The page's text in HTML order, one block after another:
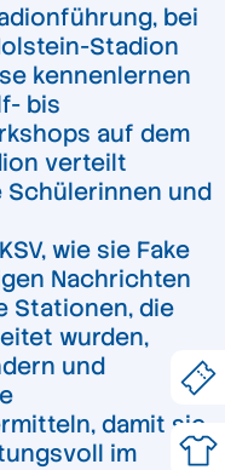
bei
Stadion
kennenlernen
bis
auf dem
verteilt
und
wie sie Fake
Nachrichten
Stationen, die
wurden,
und
damit sie
im